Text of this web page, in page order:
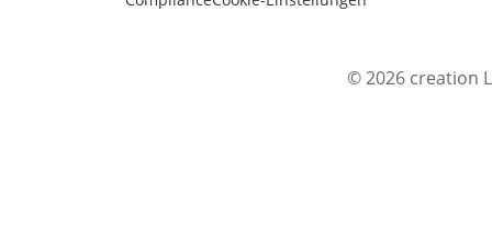
© 2026 creation L